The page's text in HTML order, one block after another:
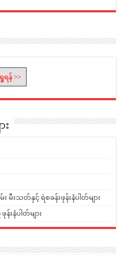
ရန် >>
းသတ်နှင့် ရဲစခန်းဖုန်းနံပါတ်များ
နံပါတ်များ